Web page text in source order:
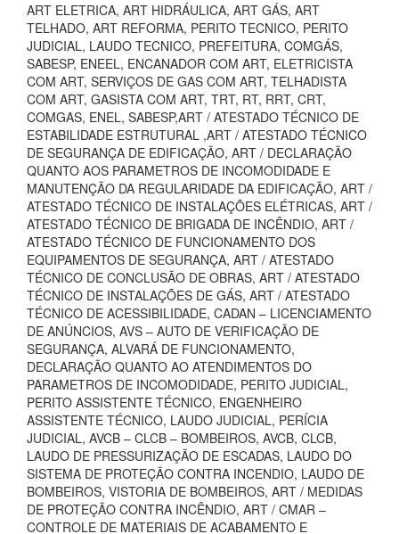
ART ELETRICA, ART HIDRÁULICA, ART GÁS, ART
TELHADO, ART REFORMA, PERITO TECNICO, PERITO
JUDICIAL, LAUDO TECNICO, PREFEITURA, COMGÁS,
SABESP, ENEEL, ENCANADOR COM ART, ELETRICISTA
COM ART, SERVIÇOS DE GAS COM ART, TELHADISTA
COM ART, GASISTA COM ART, TRT, RT, RRT, CRT,
COMGAS, ENEL, SABESP,ART / ATESTADO TÉCNICO DE
ESTABILIDADE ESTRUTURAL ,ART / ATESTADO TÉCNICO
DE SEGURANÇA DE EDIFICAÇÃO, ART / DECLARAÇÃO
QUANTO AOS PARAMETROS DE INCOMODIDADE E
MANUTENÇÃO DA REGULARIDADE DA EDIFICAÇÃO, ART /
ATESTADO TÉCNICO DE INSTALAÇÕES ELÉTRICAS, ART /
ATESTADO TÉCNICO DE BRIGADA DE INCÊNDIO, ART /
ATESTADO TÉCNICO DE FUNCIONAMENTO DOS
EQUIPAMENTOS DE SEGURANÇA, ART / ATESTADO
TÉCNICO DE CONCLUSÃO DE OBRAS, ART / ATESTADO
TÉCNICO DE INSTALAÇÕES DE GÁS, ART / ATESTADO
TÉCNICO DE ACESSIBILIDADE, CADAN – LICENCIAMENTO
DE ANÚNCIOS, AVS – AUTO DE VERIFICAÇÃO DE
SEGURANÇA, ALVARÁ DE FUNCIONAMENTO,
DECLARAÇÃO QUANTO AO ATENDIMENTOS DO
PARAMETROS DE INCOMODIDADE, PERITO JUDICIAL,
PERITO ASSISTENTE TÉCNICO, ENGENHEIRO
ASSISTENTE TÉCNICO, LAUDO JUDICIAL, PERÍCIA
JUDICIAL, AVCB – CLCB – BOMBEIROS, AVCB, CLCB,
LAUDO DE PRESSURIZAÇÃO DE ESCADAS, LAUDO DO
SISTEMA DE PROTEÇÃO CONTRA INCENDIO, LAUDO DE
BOMBEIROS, VISTORIA DE BOMBEIROS, ART / MEDIDAS
DE PROTEÇÃO CONTRA INCÊNDIO, ART / CMAR –
CONTROLE DE MATERIAIS DE ACABAMENTO E